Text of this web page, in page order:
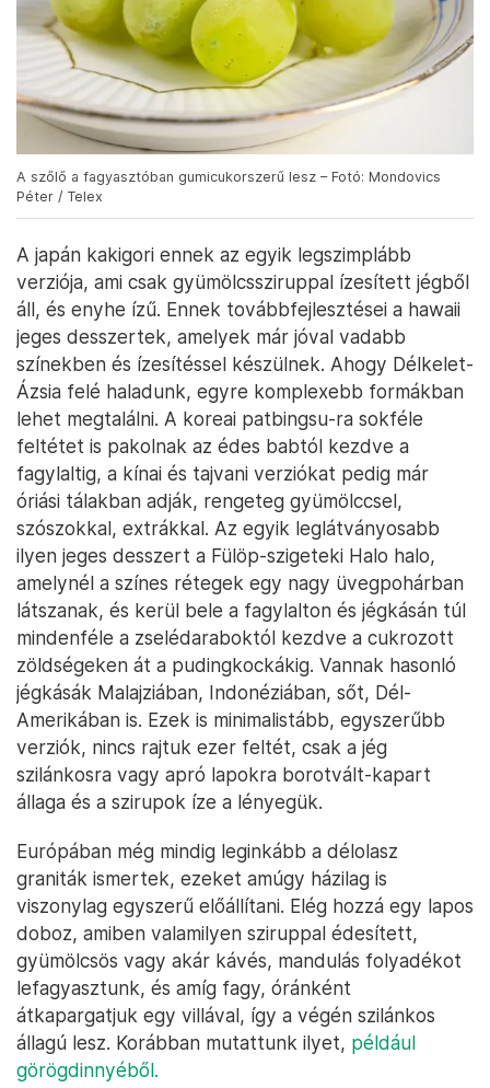
A szőlő a fagyasztóban gumicukorszerű lesz – Fotó: Mondovics
Péter / Telex
A japán kakigori ennek az egyik legszimplább
verziója, ami csak gyümölcssziruppal ízesített jégből
áll, és enyhe ízű. Ennek továbbfejlesztései a hawaii
jeges desszertek, amelyek már jóval vadabb
színekben és ízesítéssel készülnek. Ahogy Délkelet-
Ázsia felé haladunk, egyre komplexebb formákban
lehet megtalálni. A koreai patbingsu-ra sokféle
feltétet is pakolnak az édes babtól kezdve a
fagylaltig, a kínai és tajvani verziókat pedig már
óriási tálakban adják, rengeteg gyümölccsel,
szószokkal, extrákkal. Az egyik leglátványosabb
ilyen jeges desszert a Fülöp-szigeteki Halo halo,
amelynél a színes rétegek egy nagy üvegpohárban
látszanak, és kerül bele a fagylalton és jégkásán túl
mindenféle a zselédaraboktól kezdve a cukrozott
zöldségeken át a pudingkockákig. Vannak hasonló
jégkásák Malajziában, Indonéziában, sőt, Dél-
Amerikában is. Ezek is minimalistább, egyszerűbb
verziók, nincs rajtuk ezer feltét, csak a jég
szilánkosra vagy apró lapokra borotvált-kapart
állaga és a szirupok íze a lényegük.
Európában még mindig leginkább a délolasz
graniták ismertek, ezeket amúgy házilag is
viszonylag egyszerű előállítani. Elég hozzá egy lapos
doboz, amiben valamilyen sziruppal édesített,
gyümölcsös vagy akár kávés, mandulás folyadékot
lefagyasztunk, és amíg fagy, óránként
átkapargatjuk egy villával, így a végén szilánkos
állagú lesz. Korábban mutattunk ilyet, például
görögdinnyéből.